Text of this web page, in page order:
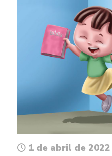
1 de abril de 2022